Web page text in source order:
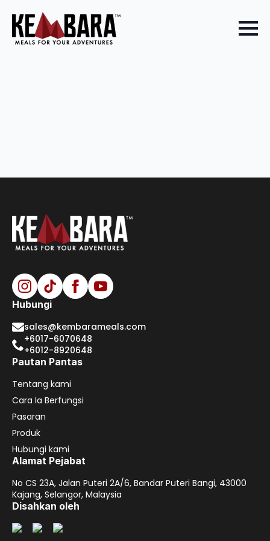
Hubungi
sales@kembarameals.com
+6017-6070648
+6012-8920648
Pautan Pantas
Tentang kami
Cara Ia Berfungsi
Pasaran
Produk
Hubungi kami
Alamat Pejabat
No CS 23A, Jalan Puteri 2A/6, Bandar Puteri Bangi, 43000
Kajang, Selangor, Malaysia
Disahkan oleh